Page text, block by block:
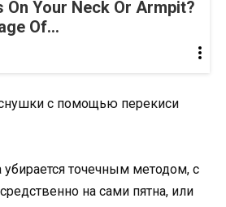
On Your Neck Or Armpit?
Of...
точечным методом, с
на сами пятна, или